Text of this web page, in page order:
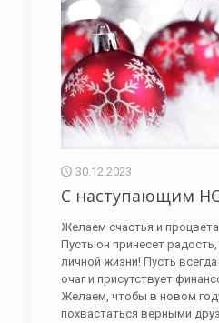
30.12.2023
С наступающим
Желаем счастья и
Пусть он принесет радость,
личной жизни! Пусть
очаг и присутствует
Желаем, чтобы в новом
похвастаться верными